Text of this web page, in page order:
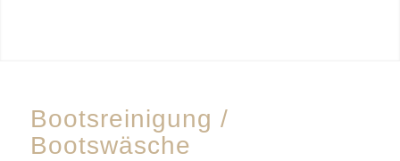
Bootsreinigung /
Bootswäsche